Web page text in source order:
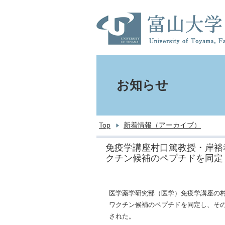
お知らせ
Top 新着情報（アーカイブ）
免疫学講座村口篤教授・岸
クチン候補のペプチドを同定
医学薬学研究部（医学）免疫学講座の
ワクチン候補のペプチドを同定し、そ
された。